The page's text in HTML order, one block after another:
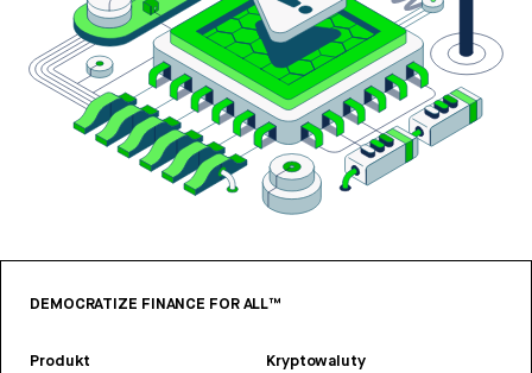
DEMOCRATIZE FINANCE FOR ALL™
Produkt Kryptowaluty